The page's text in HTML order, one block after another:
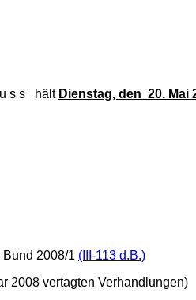
s s hält Dienstag, den 20. Mai
2008/1 (III-113 d.B.)
2008 vertagten Verhandlungen)